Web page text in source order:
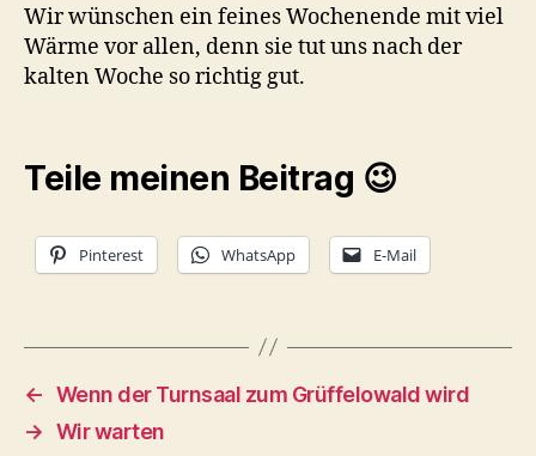
Wir wünschen ein feines Wochenende mit viel
Wärme vor allen, denn sie tut uns nach der
kalten Woche so richtig gut.
Teile meinen Beitrag 😉
Pinterest WhatsApp E-Mail
← Wenn der Turnsaal zum Grüffelowald wird
→ Wir warten